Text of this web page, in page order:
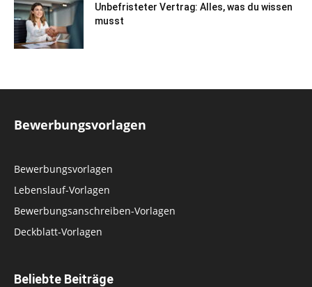
Unbefristeter Vertrag: Alles, was du wissen
musst
Bewerbungsvorlagen
Bewerbungsvorlagen
Lebenslauf-Vorlagen
Bewerbungsanschreiben-Vorlagen
Deckblatt-Vorlagen
Beliebte Beiträge